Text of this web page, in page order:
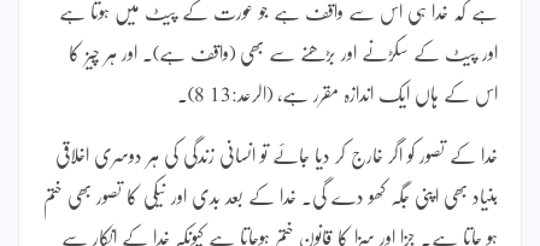
ہے کہ خدا ہی اس سے واقف ہے جو عورت کے پیٹ میں ہوتا ہے
اور پیٹ کے سکڑنے اور بڑھنے سے بھی (واقف ہے)۔ اور ہر چیز کا
اس کے ہاں ایک اندازہ مقرر ہے، (الرعد:13 8)۔
خدا کے تصور کو اگر خارج کر دیا جائے تو انسانی زندگی کی ہر دوسری اخلاقی
بنیاد بھی اپنی جگہ کھو دے گی۔ خدا کے بعد بدی اور نیکی کا تصور بھی ختم
ہو جاتا ہے۔ جزا اور سزا کا قانون ختم ہوجاتا ہے کیونکہ خدا کے انکار سے